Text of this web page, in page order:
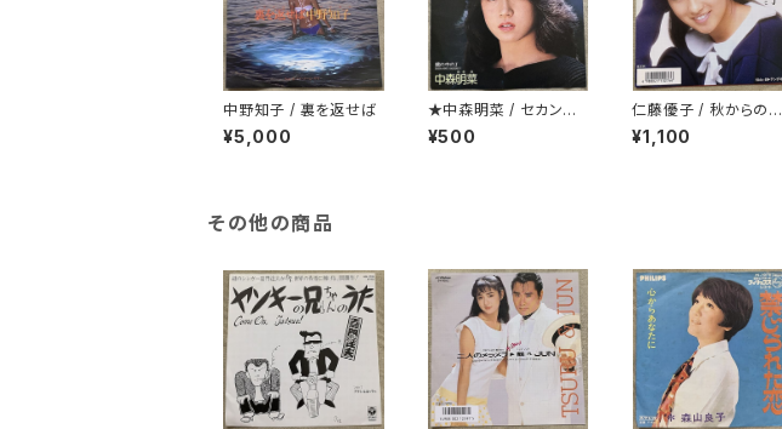
中野知子 / 裏を返せば
¥5,000
★中森明菜 / セカンド・
ラブ
¥500
仁藤優子 / 秋からのSu
mmer Time
¥1,100
その他の商品